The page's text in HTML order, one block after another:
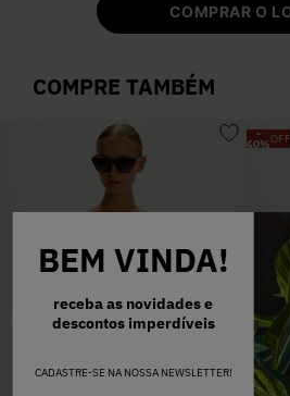
BEM VINDA!
receba as novidades e
descontos imperdíveis
CADASTRE-SE NA NOSSA NEWSLETTER!
COMPRAR O
COMPRE TAMBÉM
-
60%OFF